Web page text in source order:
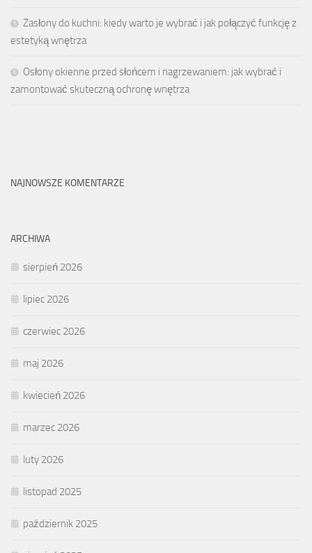
Zasłony do kuchni: kiedy warto je wybrać i jak połączyć funkcję z
estetyką wnętrza
Osłony okienne przed słońcem i nagrzewaniem: jak wybrać i
zamontować skuteczną ochronę wnętrza
NAJNOWSZE KOMENTARZE
ARCHIWA
sierpień 2026
lipiec 2026
czerwiec 2026
maj 2026
kwiecień 2026
marzec 2026
luty 2026
listopad 2025
październik 2025